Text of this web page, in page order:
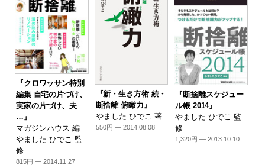
『クロワッサン特別
編集 自宅の片づけ、
実家の片づけ、夫
…』
マガジンハウス 編
やました ひでこ 監
修
815円 — 2014.11.27
『新・生き方術 続・
断捨離 俯瞰力』
やました ひでこ 著
550円 — 2014.08.08
『断捨離スケジュー
ル帳 2014』
やました ひでこ 監
修
1,320円 — 2013.10.10